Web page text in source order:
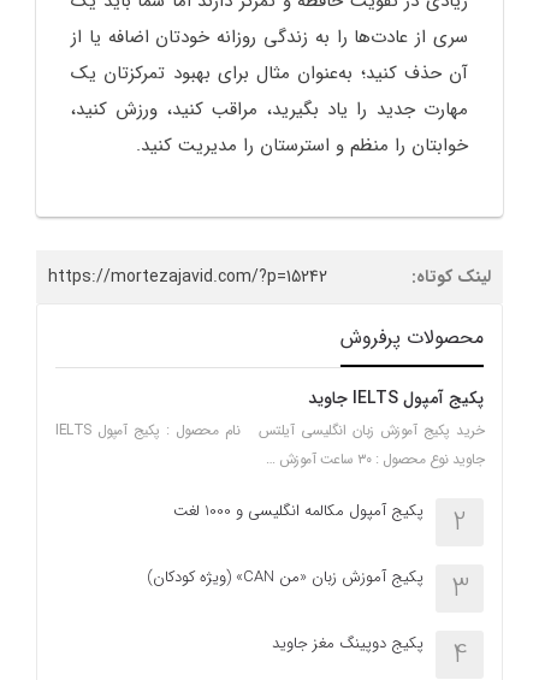
سری از عادت‌ها را به زندگی روزانه خودتان اضافه یا از
آن حذف کنید؛ به‌عنوان مثال برای بهبود تمرکزتان یک
مهارت جدید را یاد بگیرید، مراقب کنید، ورزش کنید،
خوابتان را منظم و استرستان را مدیریت کنید.
لینک کوتاه: https://mortezajavid.com/?p=15242
محصولات پرفروش
پکیج آمپول IELTS جاوید
خرید پکیج آموزش زبان انگلیسی آیلتس نام محصول : پکیج آمپول IELTS
جاوید نوع محصول : ۳۰ ساعت آموزش …
2 پکیج آمپول مکالمه انگلیسی و 1000 لغت
3 پکیج آموزش زبان «من CAN» (ویژه کودکان)
4 پکیج دوپینگ مغز جاوید